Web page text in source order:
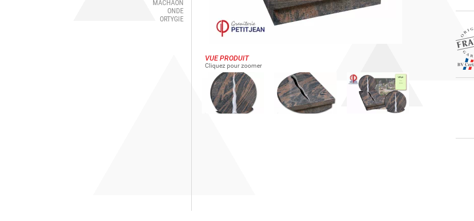
VUE PRODUIT
Cliquez pour zoomer
MACHAON
ONDE
ORTYGIE